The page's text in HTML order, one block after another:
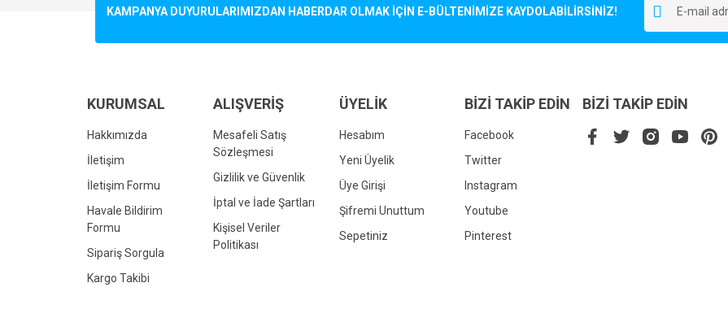
Ürün resmi kalitesiz, bozuk veya görüntülenemiyor.
Bu ürüne benzer farklı alternatifler olmalı.
KAMPANYA DUYURULARIMIZDAN HABERDAR OLMAK İÇİN E-BÜLTENİMİZE KAYDOLABİLİRSİNİZ!
KURUMSAL
Hakkımızda
İletişim
İletişim Formu
Havale Bildirim
Formu
Sipariş Sorgula
Kargo Takibi
ALIŞVERİŞ
Mesafeli Satış
Sözleşmesi
Gizlilik ve Güvenlik
İptal ve İade Şartları
Kişisel Veriler
Politikası
ÜYELİK
Hesabım
Yeni Üyelik
Üye Girişi
Şifremi Unuttum
Sepetiniz
BİZİ TAKİP EDİN
Facebook
Twitter
Instagram
Youtube
Pinterest
BİZİ TAKİP EDİN